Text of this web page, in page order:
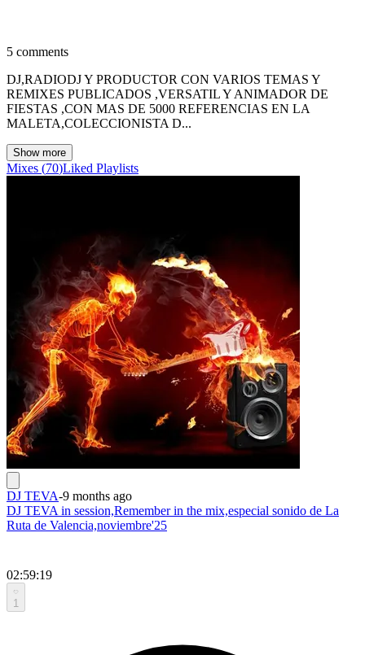
5 comments
DJ,RADIODJ Y PRODUCTOR CON VARIOS TEMAS Y
REMIXES PUBLICADOS ,VERSATIL Y ANIMADOR DE
FIESTAS ,CON MAS DE 5000 REFERENCIAS EN LA
MALETA,COLECCIONISTA D...
Show more
Mixes (70)Liked Playlists
DJ TEVA-9 months ago
DJ TEVA in session,Remember in the mix,especial sonido de La
Ruta de Valencia,noviembre'25
02:59:19
1